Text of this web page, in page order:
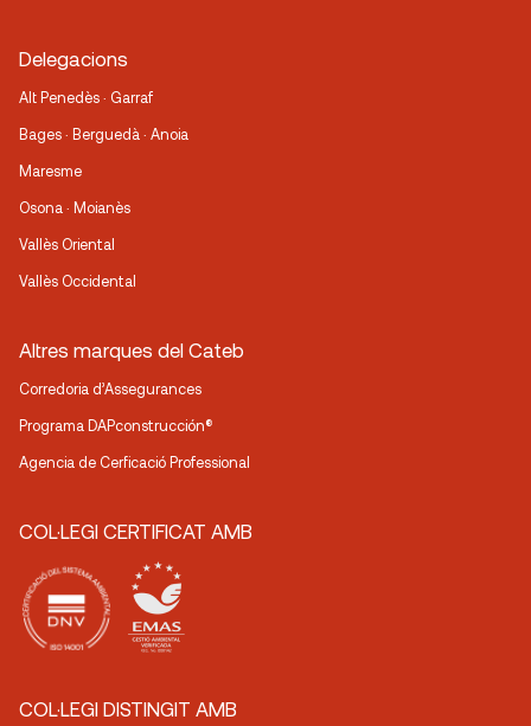
Delegacions
Alt Penedès · Garraf
Bages · Berguedà · Anoia
Maresme
Osona · Moianès
Vallès Oriental
Vallès Occidental
Altres marques del Cateb
Corredoria d’Assegurances
Programa DAPconstrucción®
Agencia de Cerficació Professional
COL·LEGI CERTIFICAT AMB
COL·LEGI DISTINGIT AMB